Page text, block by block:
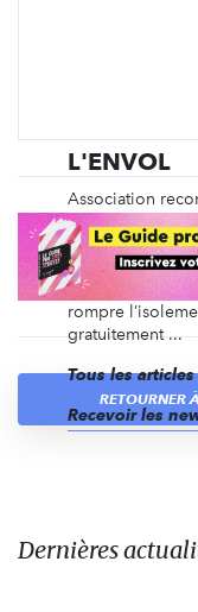
L'ENVOL
Association
organise des
jeunes malades
leur permet de
pour vivre mieux
rompre
gratuitement ...
Tous les articles
Recevoir les
RETOURNER
Dernières